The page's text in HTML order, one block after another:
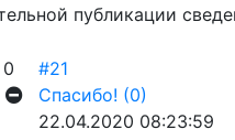
публикации
0
#21
Спасибо! (0)
22.04.2020 08:23:59